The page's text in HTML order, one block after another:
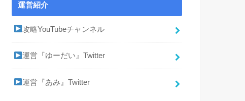
運営紹介
攻略YouTubeチャンネル
運営『ゆーだい』Twitter
運営『あみ』Twitter